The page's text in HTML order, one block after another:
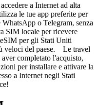
a Internet ad alta
le tue app preferite per
o Telegram, senza
SIM locale per ricevere
per gli Stati Uniti
veloci del paese. Le travel
completato l'acquisto,
per installare e attivare la
a Internet negli Stati